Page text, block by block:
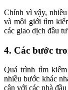
Chính vì vậy,
và môi giới tìm
các giao dịch đầu
4. Các bước
Quá trình tìm
nhiều bước khác
cận với các nhà